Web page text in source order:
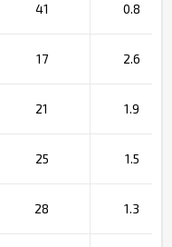
41 0.8
17 2.6
21 1.9
25 1.5
28 1.3